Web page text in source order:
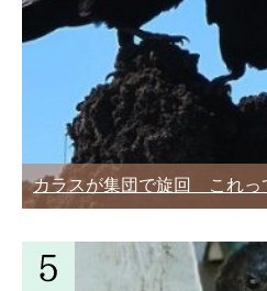
カラスが集団で旋回 これっ